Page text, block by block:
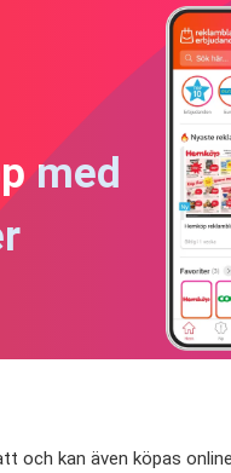
med
kan även köpas